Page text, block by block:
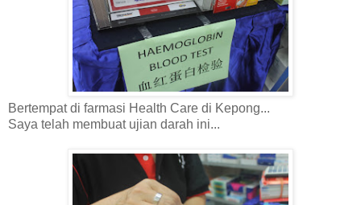
Bertempat di farmasi Health Care di Kepong...
Saya telah membuat ujian darah ini...